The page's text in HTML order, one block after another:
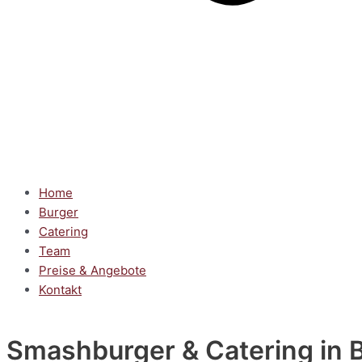
Home
Burger
Catering
Team
Preise & Angebote
Kontakt
Smashburger & Catering in